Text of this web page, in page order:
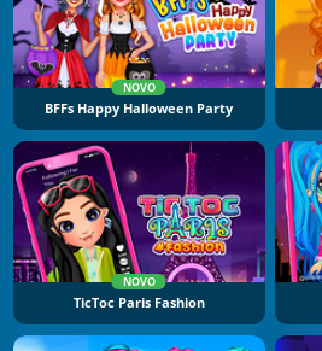
NOVO
BFFs Happy Halloween Party
NOVO
TicToc Paris Fashion